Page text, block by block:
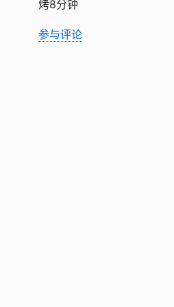
烤8分钟
参与评论